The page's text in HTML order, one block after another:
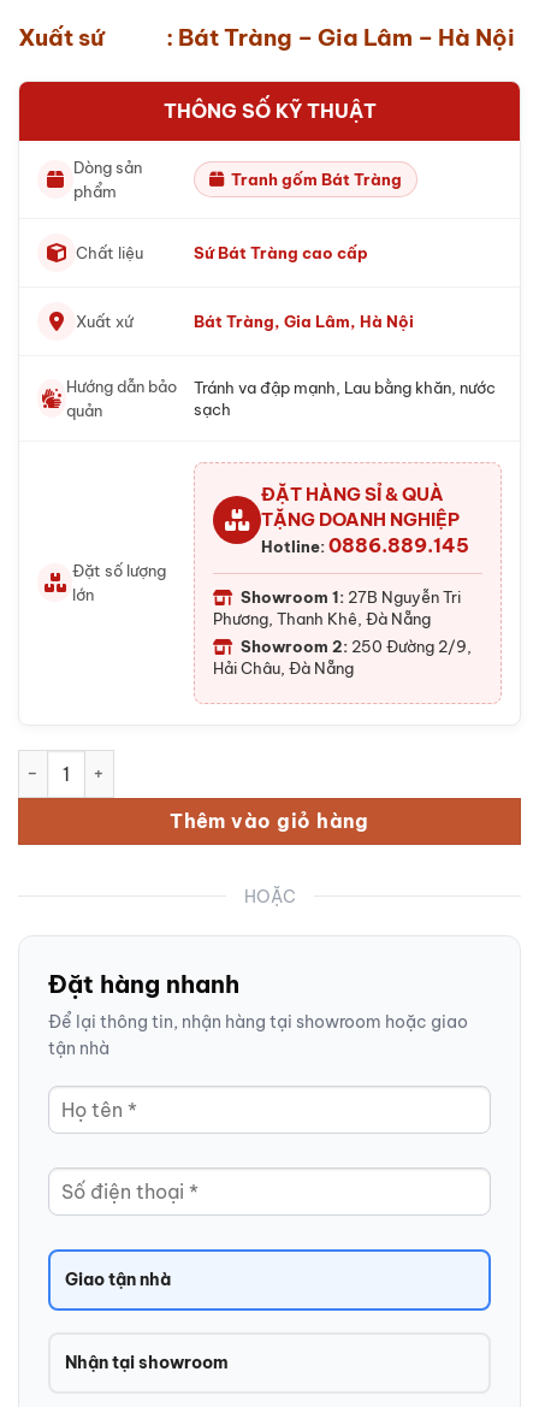
Xuất sứ : Bát Tràng – Gia Lâm – Hà Nội
THÔNG SỐ KỸ THUẬT
Dòng sản
phẩm
Tranh gốm Bát Tràng
Chất liệu Sứ Bát Tràng cao cấp
Xuất xứ Bát Tràng, Gia Lâm, Hà Nội
Hướng dẫn bảo
quản
Tránh va đập mạnh, Lau bằng khăn, nước
sạch
Đặt số lượng
lớn
ĐẶT HÀNG SỈ & QUÀ
TẶNG DOANH NGHIỆP
Hotline:0886.889.145
Showroom 1: 27B Nguyễn Tri
Phương, Thanh Khê, Đà Nẵng
Showroom 2: 250 Đường 2/9,
Hải Châu, Đà Nẵng
Bộ tranh gốm Đông Hồ - Vinh Hoa Phú Quý số lượng
Thêm vào giỏ hàng
HOẶC
Đặt hàng nhanh
Để lại thông tin, nhận hàng tại showroom hoặc giao
tận nhà
Giao tận nhà
Nhận tại showroom